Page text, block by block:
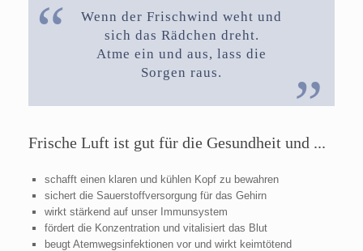
Wenn der Frischwind weht und
sich das Rädchen dreht.
Atme ein und aus, lass die
Sorgen raus.
Frische Luft ist gut für die Gesundheit und ...
schafft einen klaren und kühlen Kopf zu bewahren
sichert die Sauerstoffversorgung für das Gehirn
wirkt stärkend auf unser Immunsystem
fördert die Konzentration und vitalisiert das Blut
beugt Atemwegsinfektionen vor und wirkt keimtötend